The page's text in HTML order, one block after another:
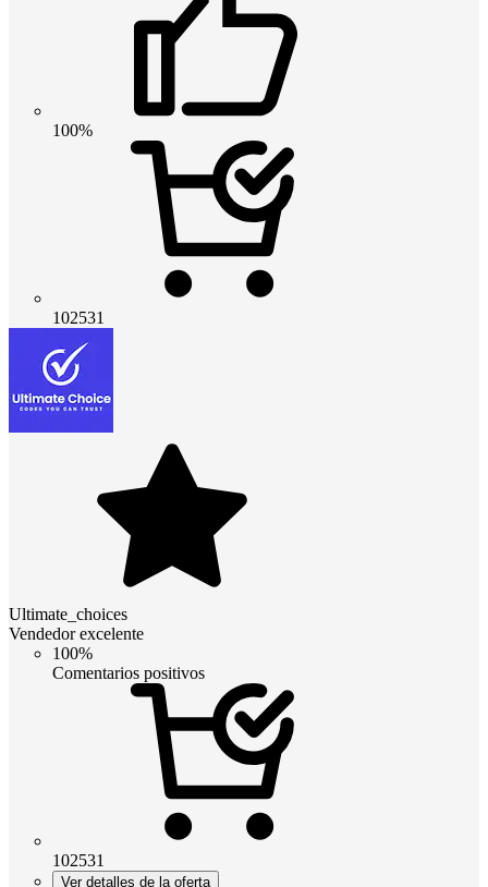
100%
102531
Ultimate_choices
Vendedor excelente
100%
Comentarios positivos
102531
Ver detalles de la oferta